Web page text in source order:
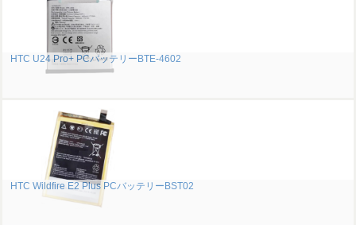
HTC U24 Pro+ PCバッテリーBTE-4602
HTC Wildfire E2 Plus PCバッテリーBST02